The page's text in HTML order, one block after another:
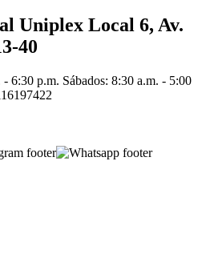
Uniplex Local 6, Av.
40
6:30 p.m. Sábados: 8:30 a.m. - 5:00